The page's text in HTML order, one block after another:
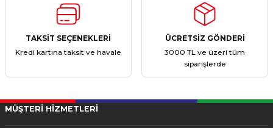
TAKSİT SEÇENEKLERİ
Kredi kartına taksit ve havale
ÜCRETSİZ GÖNDERİ
3000 TL ve üzeri tüm
siparişlerde
MÜŞTERİ HİZMETLERİ